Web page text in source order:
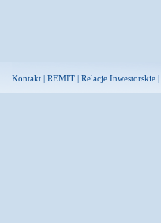
Kontakt | REMIT | Relacje Inwestorskie |